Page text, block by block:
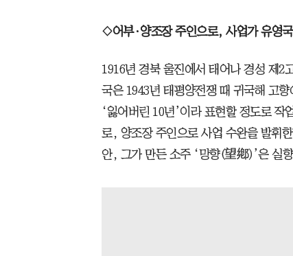
◇어부·양조장 주인으로, 사업가 유영국
1916년 경북 울진에서 태어나 경성 제2
국은 1943년 태평양전쟁 때 귀국해 고
‘잃어버린 10년’이라 표현할 정도로
로, 양조장 주인으로 사업 수완을 발휘
안, 그가 만든 소주 ‘망향(望鄕)’은 실